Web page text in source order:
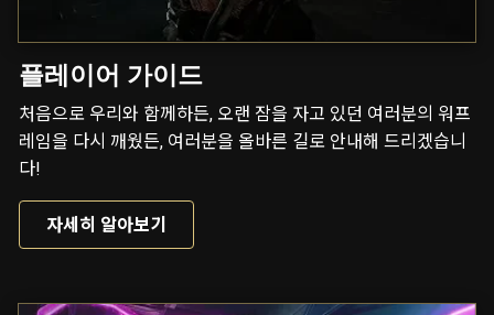
플레이어 가이드
처음으로 우리와 함께하든, 오랜 잠을 자고 있던 여러분의 워프
레임을 다시 깨웠든, 여러분을 올바른 길로 안내해 드리겠습니
다!
자세히 알아보기